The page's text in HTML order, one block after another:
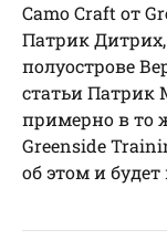
Camo Craft от
Патрик
полуострове
статьи Патрик
примерно в то
Greenside
об этом и